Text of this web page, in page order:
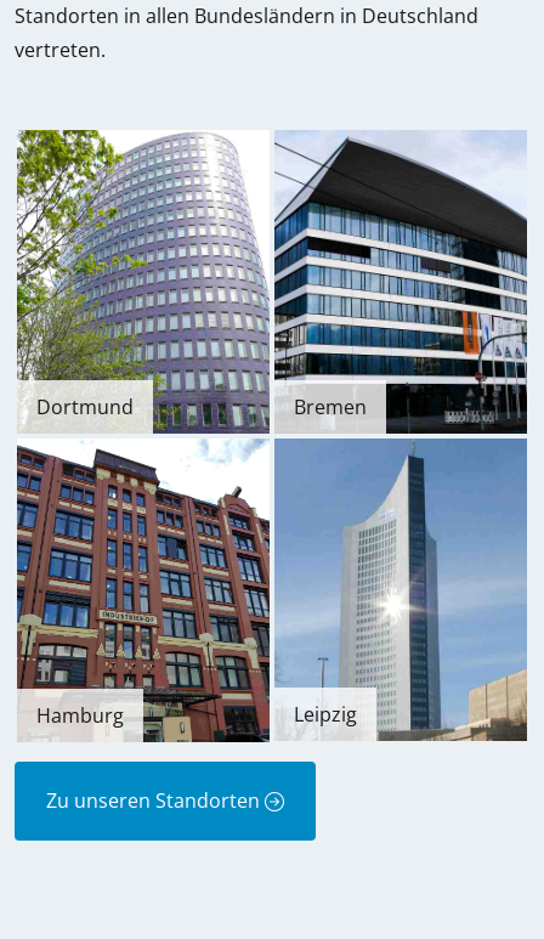
Standorten in allen Bundesländern in Deutschland
vertreten.
Dortmund Bremen
Hamburg Leipzig
Zu unseren Standorten